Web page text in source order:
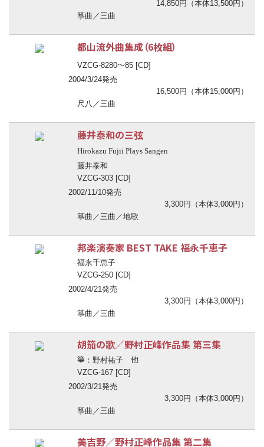
14,850円（本体13,500円）
箏曲／三曲
都山流外曲集成（6枚組）
VZCG-8280〜85 [CD]
2004/3/24発売
16,500円（本体15,000円）
尺八／三曲
藤井泰和の三弦
Hirokazu Fujii Plays Sangen
藤井泰和
VZCG-303 [CD]
2002/11/10発売
3,300円（本体3,000円）
箏曲／三曲／地歌
邦楽演奏家 BEST TAKE 福永千恵子
福永千恵子
VZCG-250 [CD]
2002/4/21発売
3,300円（本体3,000円）
箏曲／三曲
胡笳の歌／野村正峰作品集 第三集
箏 ：野村祐子 他
VZCG-167 [CD]
2002/3/21発売
3,300円（本体3,000円）
箏曲／三曲
美吉野／野村正峰作品集 第二集